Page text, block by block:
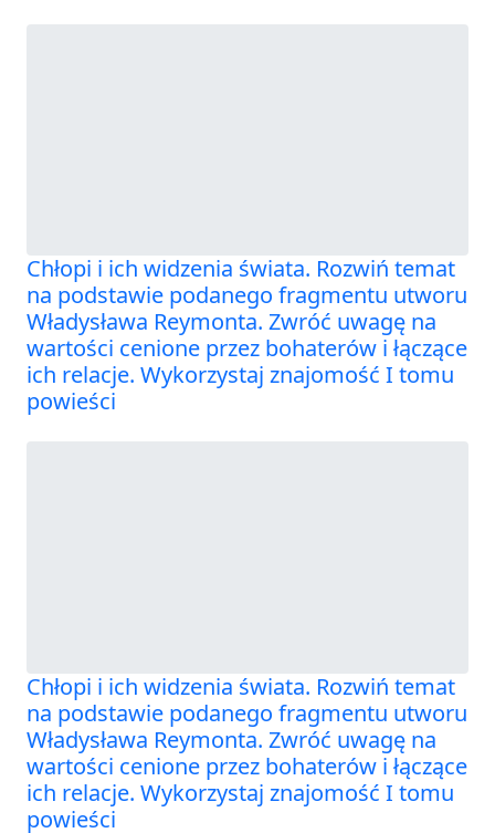
Chłopi i ich widzenia świata. Rozwiń temat
na podstawie podanego fragmentu utworu
Władysława Reymonta. Zwróć uwagę na
wartości cenione przez bohaterów i łączące
ich relacje. Wykorzystaj znajomość I tomu
powieści
Chłopi i ich widzenia świata. Rozwiń temat
na podstawie podanego fragmentu utworu
Władysława Reymonta. Zwróć uwagę na
wartości cenione przez bohaterów i łączące
ich relacje. Wykorzystaj znajomość I tomu
powieści